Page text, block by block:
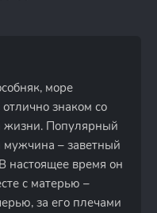
море
знаком со
жизни. Популярный
мужчина – заветный
время он
с матерью –
за его плечами